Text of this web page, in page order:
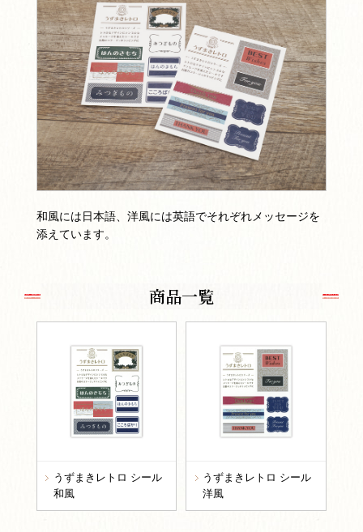
和風には日本語、洋風には英語でそれぞれメッセージを
添えています。
商品一覧
うずまきレトロ シール
和風
うずまきレトロ シール
洋風